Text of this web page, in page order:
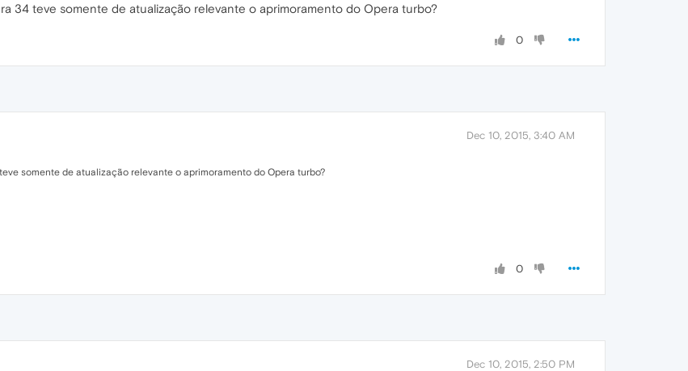
34 teve somente de atualização relevante o aprimoramento do Opera turbo?
0
Dec 10, 2015, 3:40 AM
somente de atualização relevante o aprimoramento do Opera turbo?
0
Dec 10, 2015, 2:50 PM